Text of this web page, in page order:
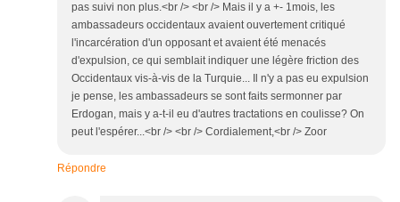
pas suivi non plus.<br /> <br /> Mais il y a +- 1mois, les
ambassadeurs occidentaux avaient ouvertement critiqué
l'incarcération d'un opposant et avaient été menacés
d'expulsion, ce qui semblait indiquer une légère friction des
Occidentaux vis-à-vis de la Turquie... Il n'y a pas eu expulsion
je pense, les ambassadeurs se sont faits sermonner par
Erdogan, mais y a-t-il eu d'autres tractations en coulisse? On
peut l'espérer...<br /> <br /> Cordialement,<br /> Zoor
Répondre